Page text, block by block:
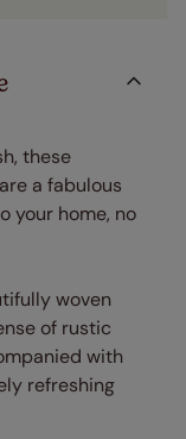
these
a fabulous
your home, no
woven
of rustic
with
refreshing